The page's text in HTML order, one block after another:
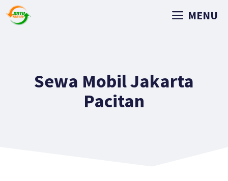
MENU
Sewa Mobil Jakarta
Pacitan